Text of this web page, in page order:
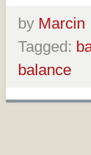
by Marcin
Tagged:
balance